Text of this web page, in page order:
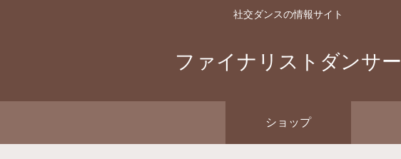
社交ダンスの情報サイト
ファイナリストダンサー
ショップ